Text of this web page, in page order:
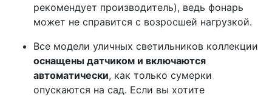
рекомендует производитель), ведь фонарь
может не справится с возросшей нагрузкой.
Все модели уличных светильников коллекции
оснащены датчиком и включаются
автоматически, как только сумерки
опускаются на сад. Если вы хотите